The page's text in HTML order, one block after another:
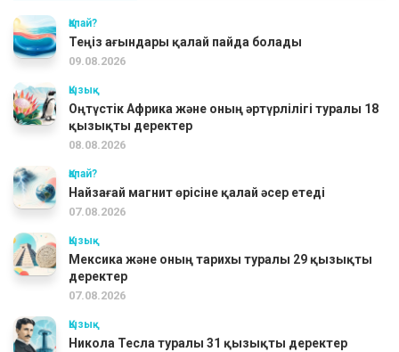
Қалай?
Теңіз ағындары қалай пайда болады
09.08.2026
Қызық
Оңтүстік Африка және оның әртүрлілігі туралы 18
қызықты деректер
08.08.2026
Қалай?
Найзағай магнит өрісіне қалай әсер етеді
07.08.2026
Қызық
Мексика және оның тарихы туралы 29 қызықты
деректер
07.08.2026
Қызық
Никола Тесла туралы 31 қызықты деректер